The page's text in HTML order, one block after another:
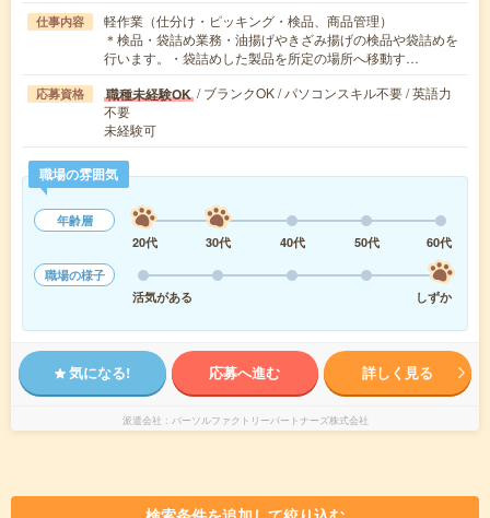
仕事内容
軽作業（仕分け・ピッキング・検品、商品管理）
＊検品・袋詰め業務・油揚げやきざみ揚げの検品や袋詰めを
行います。・袋詰めした製品を所定の場所へ移動す…
応募資格 職種未経験OK / ブランクOK / パソコンスキル不要 / 英語力
不要
未経験可
職場の雰囲気
年齢層
20代
30代 40代 50代
60代
職場の様子
活気がある
しずか
気になる! 応募へ進む 詳しく見る
派遣会社 パーソルファクトリーパートナーズ株式会社